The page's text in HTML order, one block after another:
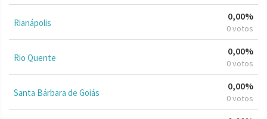
Rianápolis
0,00%
0 votos
Rio Quente
0,00%
0 votos
Santa Bárbara de Goiás
0,00%
0 votos